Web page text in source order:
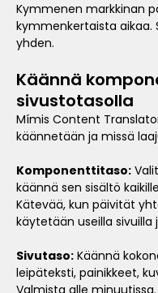
Kymmenen markkinan
kymmenkertaista aikaa.
yhden.
Käännä
sivustotasolla
Mímis Content
käännetään ja missä
Komponenttitaso:
käännä sen sisältö
Kätevää, kun päivität
käytetään useilla sivuilla
Sivutaso: Käännä
leipäteksti, painikkeet,